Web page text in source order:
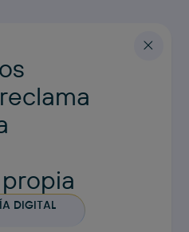
DIGITAL